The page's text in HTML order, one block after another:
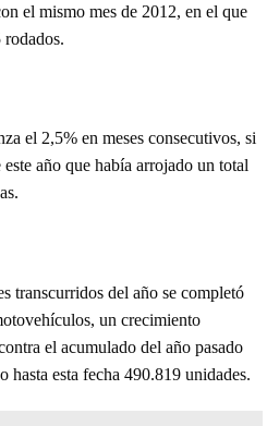
el mismo mes de 2012, en el que
rodados.
el 2,5% en meses consecutivos, si
año que había arrojado un total
transcurridos del año se completó
un crecimiento
el acumulado del año pasado
hasta esta fecha 490.819 unidades.